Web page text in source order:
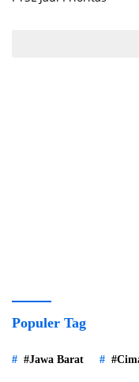
Populer Tag
#Jawa Barat